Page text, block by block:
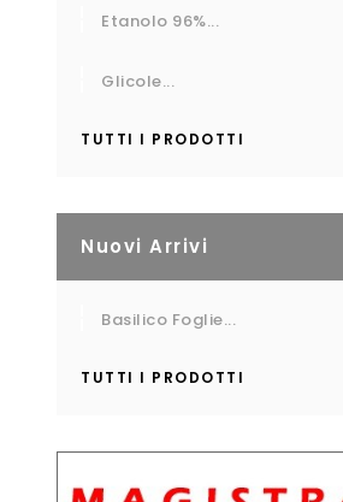
Etanolo 96%...
Glicole...
TUTTI I PRODOTTI
Nuovi Arrivi
Basilico Foglie...
TUTTI I PRODOTTI